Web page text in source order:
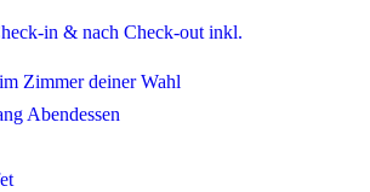
in & nach Check-out inkl.
Zimmer deiner Wahl
Abendessen